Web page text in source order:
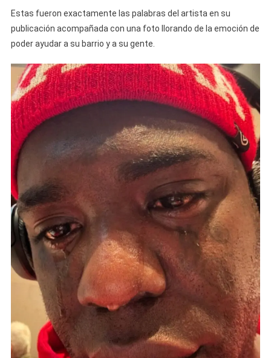
Estas fueron exactamente las palabras del artista en su
publicación acompañada con una foto llorando de la emoción de
poder ayudar a su barrio y a su gente.